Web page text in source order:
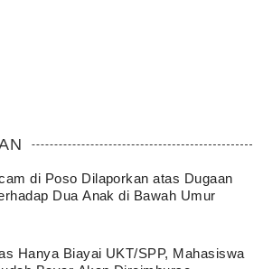
di Poso Dilaporkan atas Dugaan
Dua Anak di Bawah Umur
Hanya Biayai UKT/SPP, Mahasiswa